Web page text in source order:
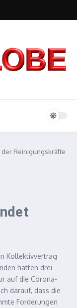
Reinigungskräfte
Kollektivvertrag
hatten drei
auf die Corona-
darauf, dass die
Forderungen